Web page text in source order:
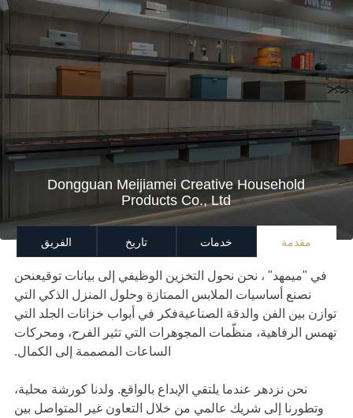
Dongguan Meijiamei Creative Household
Products Co., Ltd
مقدمة خدمات تاريخ الفريق
في "ميمهد" ، نحن نحول التخزين الوظيفي إلى بيانات توقيعنحن
نصنع أساسيات الملابس الممتازة وحلول المنزل الذكي التي
توازن بين الفن والدقة الصناعيةفكر في أبواب خزانات الجلد التي
تهمس الرفاهية، منظّمات المجوهرات التي تثير الفرح، ومحركات
الساعات المصممة إلى الكمال.
نحن نزدهر عندما يلتقي الإبداع بالواقع. ولدنا كورشة محلية،
وتطورنا إلى شريك عالمي من خلال التعاون غير المتواصل بين